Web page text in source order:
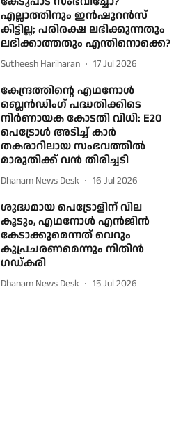
എല്ലാത്തിനും ഇൻഷുറൻസ്
കിട്ടില്ല; പരിരക്ഷ ലഭിക്കുന്നതും
ലഭിക്കാത്തതും എന്തിനൊക്കെ?
Sutheesh Hariharan 17 Jul 2026
കേന്ദ്രത്തിന്റെ എഥനോൾ
ബ്ലെൻഡിംഗ് പദ്ധതിക്കിടെ
നിർണായക കോടതി വിധി: E20
പെട്രോൾ അടിച്ച് കാർ
തകരാറിലായ സംഭവത്തിൽ
മാരുതിക്ക് വൻ തിരിച്ചടി
Dhanam News Desk 16 Jul 2026
ശുദ്ധമായ പെട്രോളിന് വില
കൂടും, എഥനോൾ എൻജിൻ
കേടാക്കുമെന്നത് വെറും
കുപ്രചരണമെന്നും നിതിൻ
ഗഡ്കരി
Dhanam News Desk 15 Jul 2026